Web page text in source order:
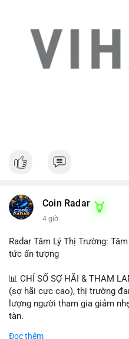
Coin Radar
4 giờ
Radar Tâm Lý Thị Trường:
tức ấn tượng
📊 CHỈ SỐ SỢ HÃI & THAM
(sợ hãi cực cao), thị trường
lượng người tham gia giảm
tàn.
Đọc thêm